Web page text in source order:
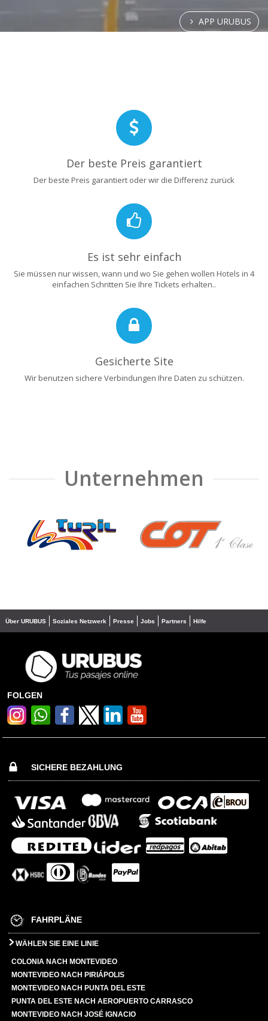
APP URUBUS
Der beste Preis garantiert
Der beste Preis garantiert oder wir die Differenz zurück
Es ist sehr einfach
Sie müssen nur wissen, wann und wo Sie gehen wollen Hotels in 4
einfachen Schritten Sie Ihre Tickets erhalten..
Gesicherte Site
Wir benutzen sichere Verbindungen Ihre Daten zu schützen.
Unternehmen
❮ ❯
Über URUBUS Soziales Netzwerk Presse Jobs Partners Hilfe
FOLGEN
SICHERE BEZAHLUNG
FAHRPLÄNE
WÄHLEN SIE EINE LINIE
COLONIA NACH MONTEVIDEO
MONTEVIDEO NACH PIRIÁPOLIS
MONTEVIDEO NACH PUNTA DEL ESTE
PUNTA DEL ESTE NACH AEROPUERTO CARRASCO
MONTEVIDEO NACH JOSÉ IGNACIO